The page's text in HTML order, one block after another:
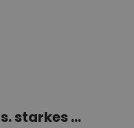
starkes ...